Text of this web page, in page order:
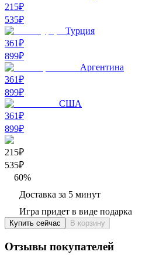
215₽
535₽
Турция
361₽
899₽
Аргентина
361₽
899₽
США
361₽
899₽
215₽
535₽
60%
Доставка за 5 минут
Игра придет в виде подарка
Купить сейчас В корзину
Отзывы покупателей